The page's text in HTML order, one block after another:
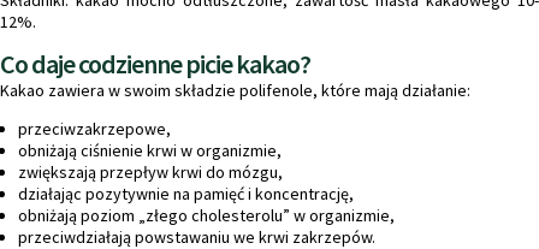
12%.
Co daje codzienne picie kakao?
Kakao zawiera w swoim składzie polifenole, które mają działanie:
przeciwzakrzepowe,
obniżają ciśnienie krwi w organizmie,
zwiększają przepływ krwi do mózgu,
działając pozytywnie na pamięć i koncentrację,
obniżają poziom „złego cholesterolu” w organizmie,
przeciwdziałają powstawaniu we krwi zakrzepów.